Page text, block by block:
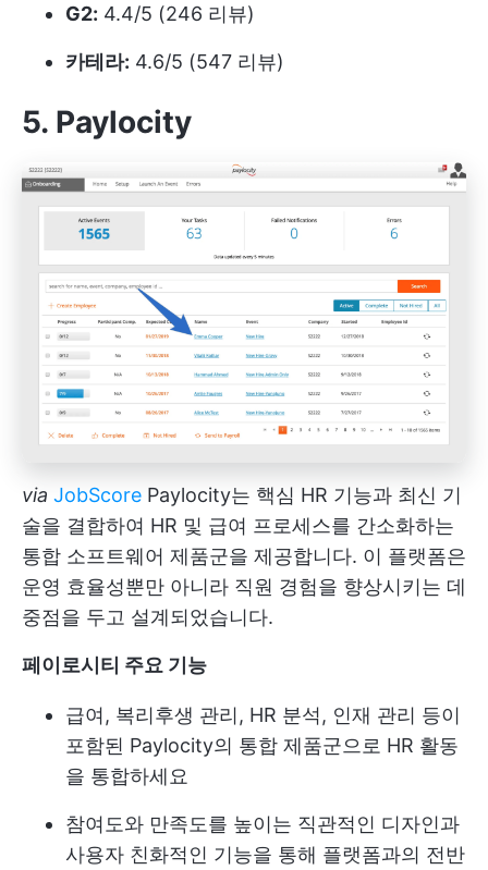
G2: 4.4/5 (246 리뷰)
카테라: 4.6/5 (547 리뷰)
5. Paylocity
via JobScore Paylocity는 핵심 HR 기능과 최신 기
술을 결합하여 HR 및 급여 프로세스를 간소화하는
통합 소프트웨어 제품군을 제공합니다. 이 플랫폼은
운영 효율성뿐만 아니라 직원 경험을 향상시키는 데
중점을 두고 설계되었습니다.
페이로시티 주요 기능
급여, 복리후생 관리, HR 분석, 인재 관리 등이
포함된 Paylocity의 통합 제품군으로 HR 활동
을 통합하세요
참여도와 만족도를 높이는 직관적인 디자인과
사용자 친화적인 기능을 통해 플랫폼과의 전반